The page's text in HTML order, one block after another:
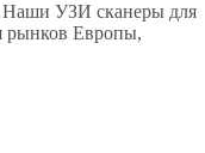
Наши УЗИ сканеры для
рынков Европы,